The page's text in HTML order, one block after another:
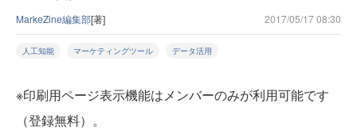
MarkeZine編集部[著] 2017/05/17 08:30
人工知能 マーケティングツール データ活用
※印刷用ページ表示機能はメンバーのみが利用可能です
（登録無料）。